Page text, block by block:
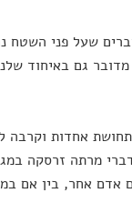
שעל פני השטח
גם באיחוד
אחדות וקרבה
מרתה זרסקה
אדם אחר, בין אם